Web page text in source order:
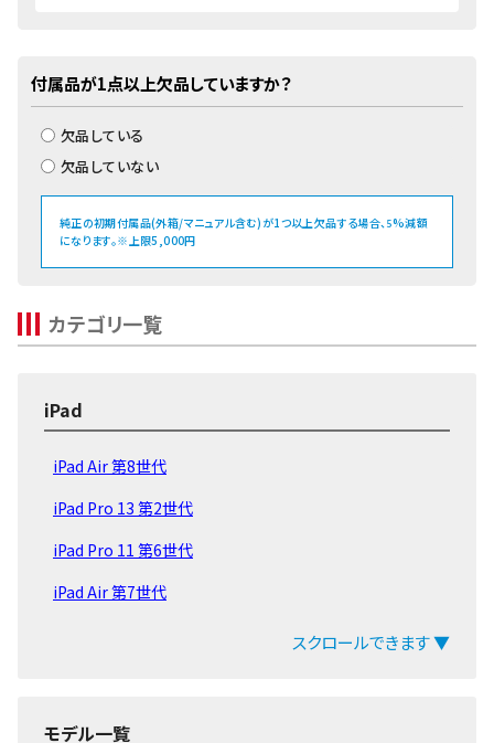
付属品が1点以上欠品していますか？
欠品している
欠品していない
純正の初期付属品(外箱/マニュアル含む)が1つ以上欠品する場合、 5%減額
になります。※上限5,000円
カテゴリ一覧
iPad
iPad Air 第8世代
iPad Pro 13 第2世代
iPad Pro 11 第6世代
iPad Air 第7世代
スクロールできます ▼
モデル一覧